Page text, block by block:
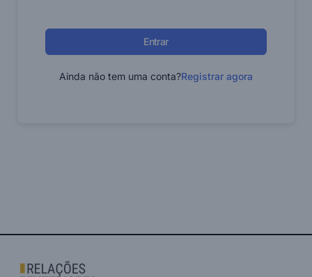
Entrar
Ainda não tem uma conta?Registrar agora